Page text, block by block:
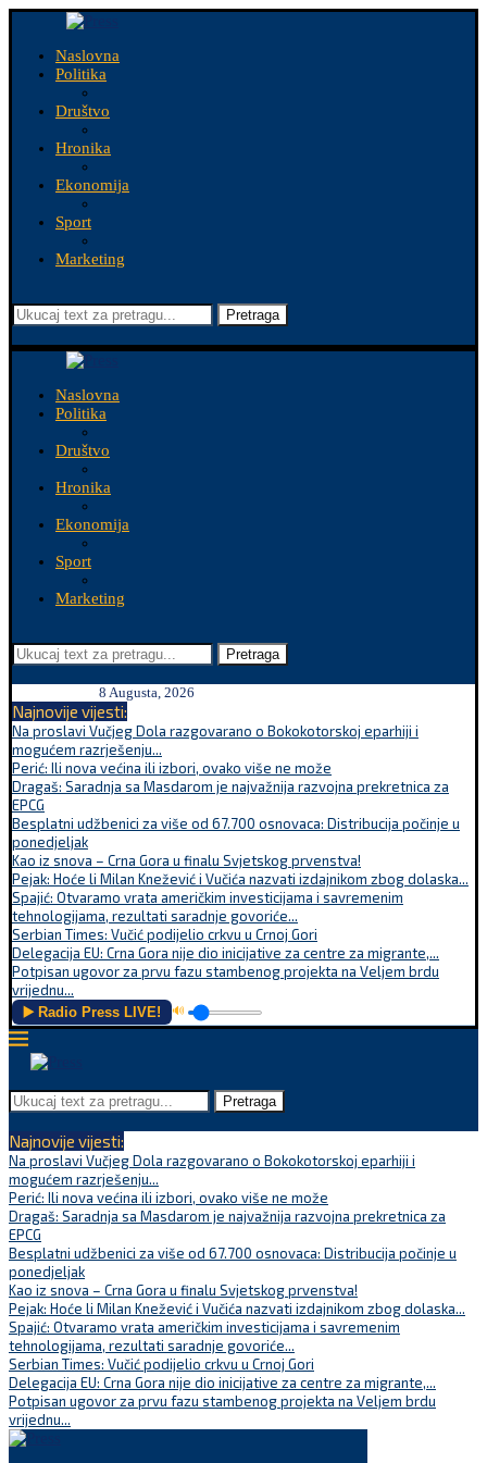
Naslovna
Politika
Društvo
Hronika
Ekonomija
Sport
Marketing
Pretraga
Naslovna
Politika
Društvo
Hronika
Ekonomija
Sport
Marketing
Pretraga
8 Augusta, 2026
Najnovije vijesti:
Na proslavi Vučjeg Dola razgovarano o Bokokotorskoj eparhiji i
mogućem razrješenju...
Perić: Ili nova većina ili izbori, ovako više ne može
Dragaš: Saradnja sa Masdarom je najvažnija razvojna prekretnica za
EPCG
Besplatni udžbenici za više od 67.700 osnovaca: Distribucija počinje u
ponedjeljak
Kao iz snova – Crna Gora u finalu Svjetskog prvenstva!
Pejak: Hoće li Milan Knežević i Vučića nazvati izdajnikom zbog dolaska...
Spajić: Otvaramo vrata američkim investicijama i savremenim
tehnologijama, rezultati saradnje govoriće...
Serbian Times: Vučić podijelio crkvu u Crnoj Gori
Delegacija EU: Crna Gora nije dio inicijative za centre za migrante,...
Potpisan ugovor za prvu fazu stambenog projekta na Veljem brdu
vrijednu...
▶️ Radio Press LIVE! 🔊
Pretraga
Najnovije vijesti:
Na proslavi Vučjeg Dola razgovarano o Bokokotorskoj eparhiji i
mogućem razrješenju...
Perić: Ili nova većina ili izbori, ovako više ne može
Dragaš: Saradnja sa Masdarom je najvažnija razvojna prekretnica za
EPCG
Besplatni udžbenici za više od 67.700 osnovaca: Distribucija počinje u
ponedjeljak
Kao iz snova – Crna Gora u finalu Svjetskog prvenstva!
Pejak: Hoće li Milan Knežević i Vučića nazvati izdajnikom zbog dolaska...
Spajić: Otvaramo vrata američkim investicijama i savremenim
tehnologijama, rezultati saradnje govoriće...
Serbian Times: Vučić podijelio crkvu u Crnoj Gori
Delegacija EU: Crna Gora nije dio inicijative za centre za migrante,...
Potpisan ugovor za prvu fazu stambenog projekta na Veljem brdu
vrijednu...